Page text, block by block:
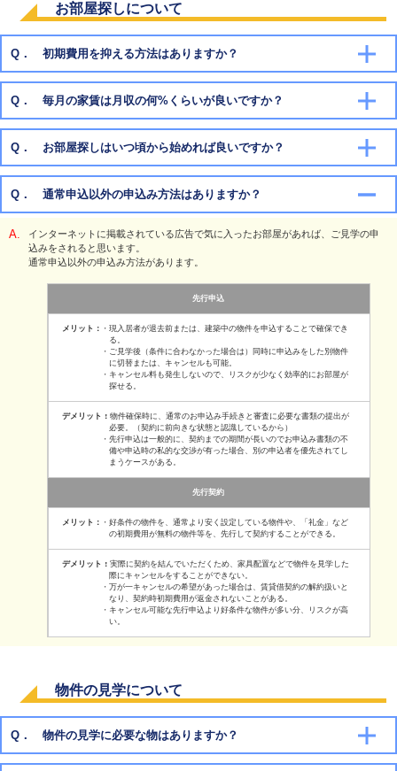
お部屋探しについて
Q． 初期費用を抑える方法はありますか？
こちら
Q． 毎月の家賃は月収の何%くらいが良いですか？
Q． お部屋探しはいつ頃から始めれば良いですか？
引越したい時期の２ヶ月くらい前から始める
Q． 通常申込以外の申込み方法はありますか？
インターネットに掲載されている広告で気に入ったお部屋があれば、ご見学の申
込みをされると思います。
通常申込以外の申込み方法があります。
先行申込
・現入居者が退去前または、建築中の物件を申込することで確保でき
る。
・ご見学後（条件に合わなかった場合は）同時に申込みをした別物件
に切替または、キャンセルも可能。
・キャンセル料も発生しないので、リスクが少なく効率的にお部屋が
探せる。
・物件確保時に、通常のお申込み手続きと審査に必要な書類の提出が
必要。（契約に前向きな状態と認識しているから）
・先行申込は一般的に、契約までの期間が長いのでお申込み書類の不
備や申込時の私的な交渉が有った場合、別の申込者を優先されてし
まうケースがある。
先行契約
・好条件の物件を、通常より安く設定している物件や、「礼金」など
の初期費用が無料の物件等を、先行して契約することができる。
・実際に契約を結んでいただくため、家具配置などで物件を見学した
際にキャンセルをすることができない。
・万が一キャンセルの希望があった場合は、賃貸借契約の解約扱いと
なり、契約時初期費用が返金されないことがある。
・キャンセル可能な先行申込より好条件な物件が多い分、リスクが高
い。
物件の見学について
Q． 物件の見学に必要な物はありますか？